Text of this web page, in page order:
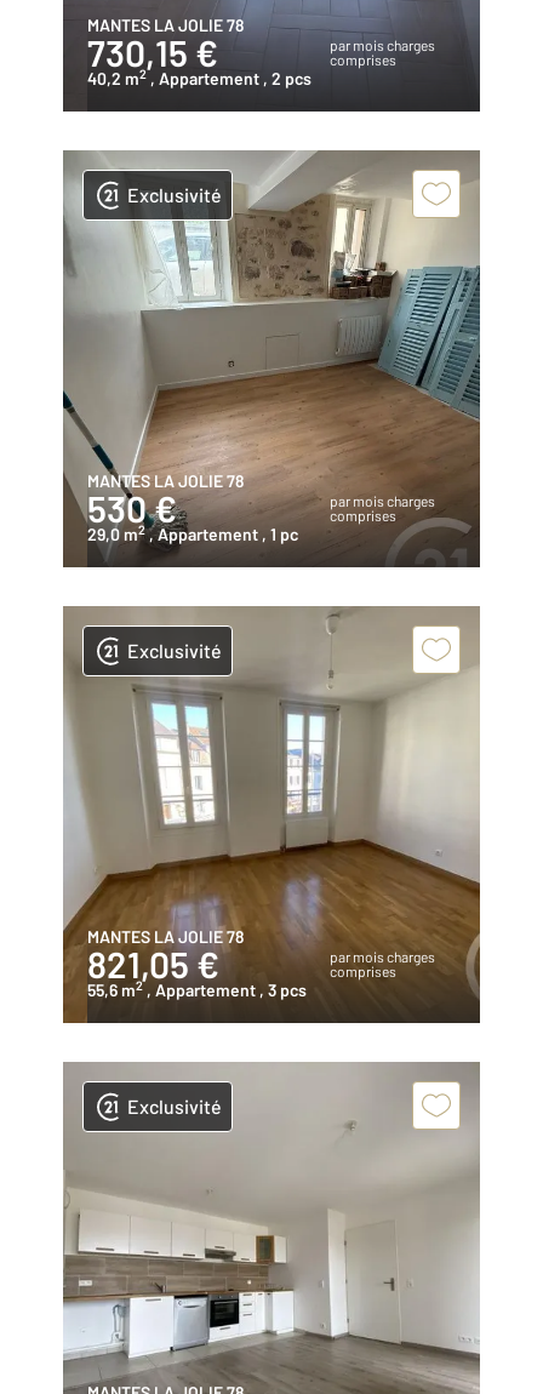
MANTES LA JOLIE 78
730,15 €
par mois charges
comprises
40,2 m2 , Appartement , 2 pcs
Exclusivité
MANTES LA JOLIE 78
530 €
par mois charges
comprises
29,0 m2 , Appartement , 1 pc
Exclusivité
MANTES LA JOLIE 78
821,05 €
par mois charges
comprises
55,6 m2 , Appartement , 3 pcs
Exclusivité